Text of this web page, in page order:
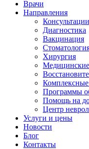
Врачи
Направления
Консультации
Диагностика
Вакцинация
Хирургия
Программы
Помощь на
Центр
Услуги и цены
Новости
Блог
Контакты